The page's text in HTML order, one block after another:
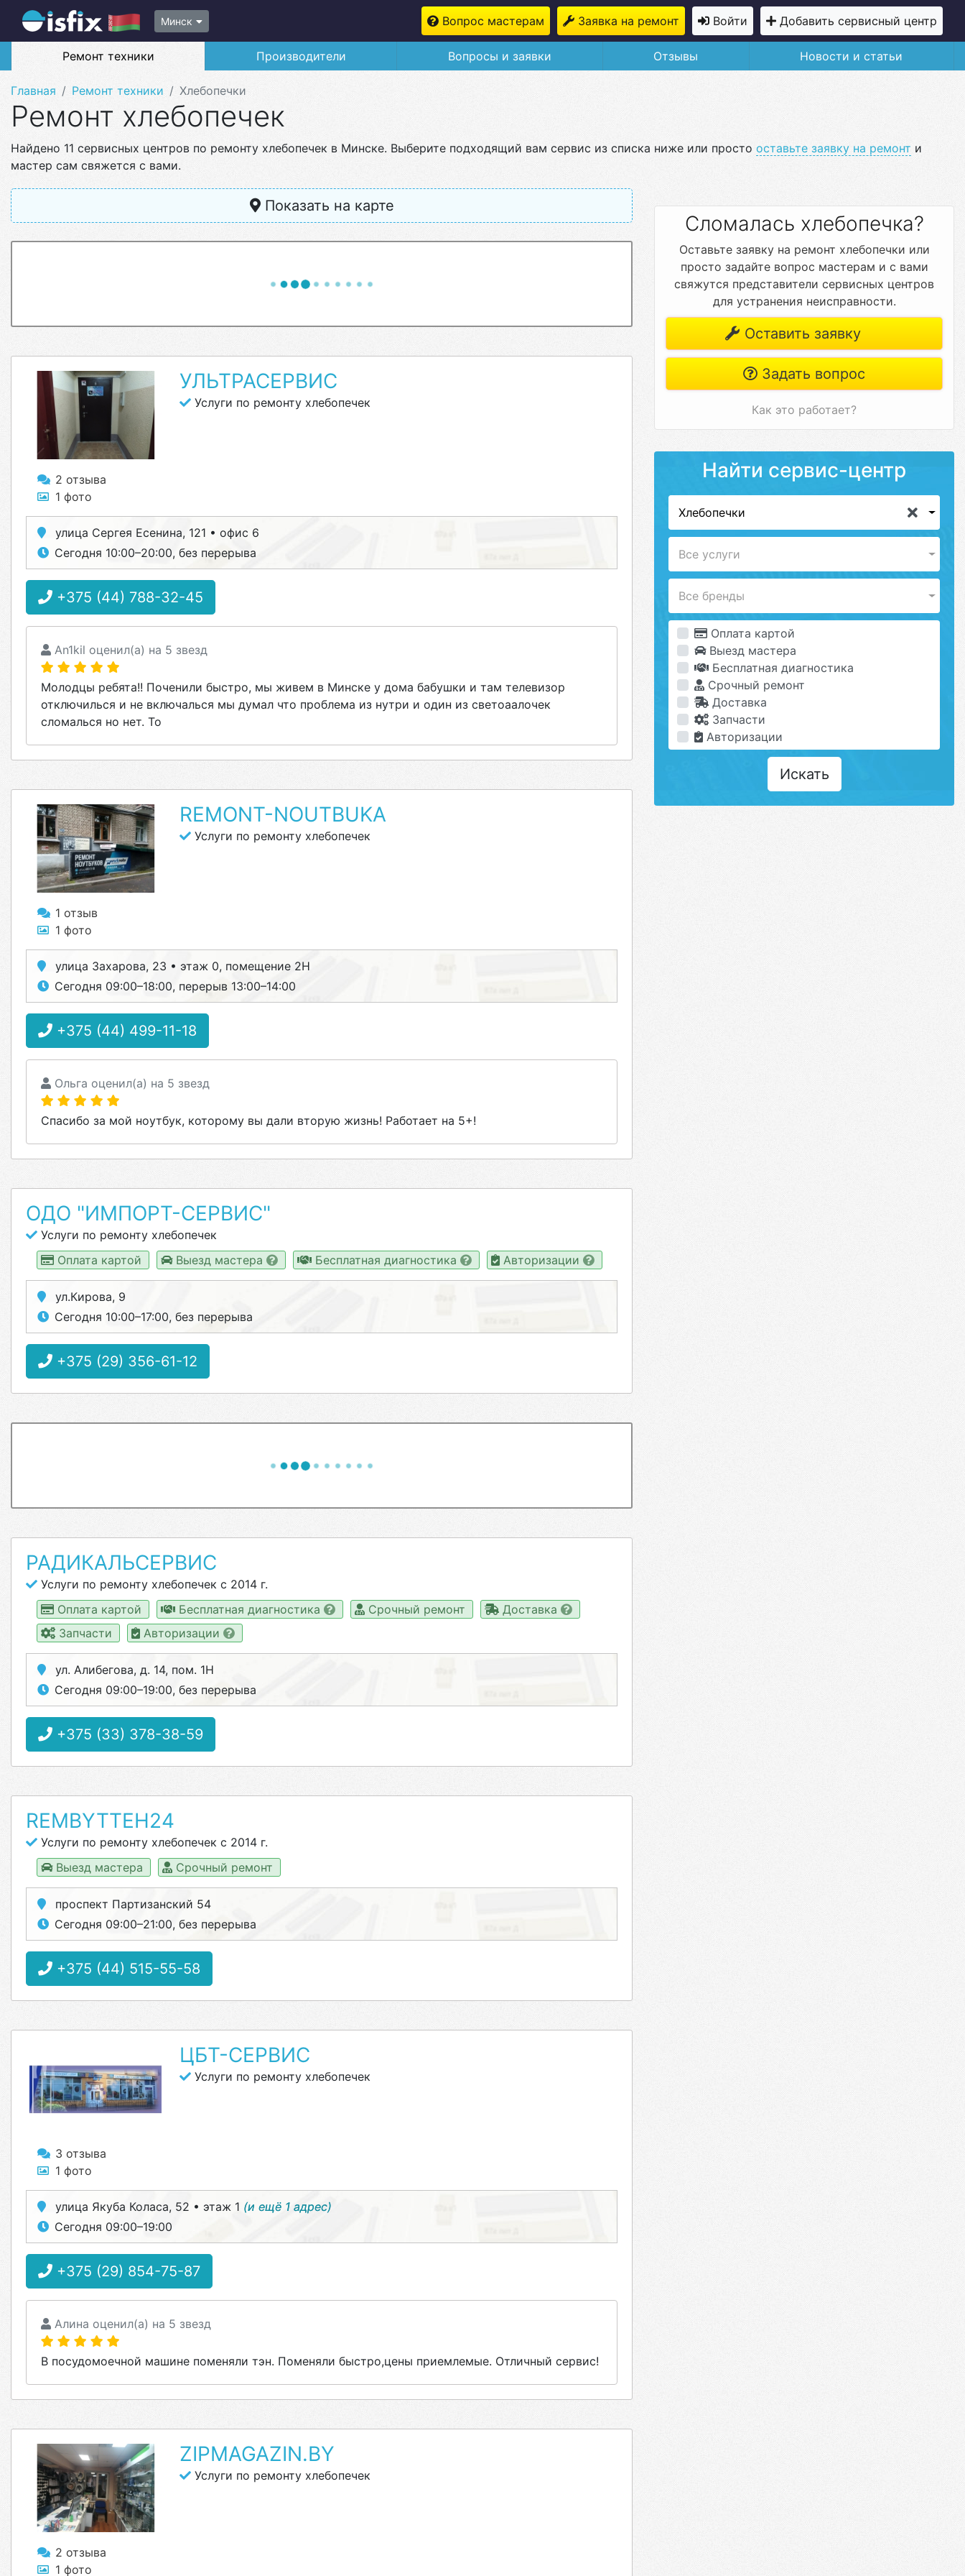
Минск Вопрос мастерам Заявка на ремонт Войти Добавить сервисный центр
Ремонт техники Производители Вопросы и заявки Отзывы Новости и статьи
Главная Ремонт техники Хлебопечки
Ремонт хлебопечек
Найдено 11 сервисных центров по ремонту хлебопечек в Минске. Выберите подходящий вам сервис из списка ниже или просто оставьте заявку на ремонт и
мастер сам свяжется с вами.
Показать на карте
2 отзыва
1 фото
УЛЬТРАСЕРВИС
Услуги по ремонту хлебопечек
улица Сергея Есенина, 121 • офис 6
Сегодня 10:00–20:00, без перерыва
+375 (44) 788-32-45
An1kil оценил(а) на 5 звезд
Молодцы ребята!! Поченили быстро, мы живем в Минске у дома бабушки и там телевизор
отключилься и не включалься мы думал что проблема из нутри и один из светоаалочек
сломалься но нет. То
1 отзыв
1 фото
REMONT-NOUTBUKA
Услуги по ремонту хлебопечек
улица Захарова, 23 • этаж 0, помещение 2Н
Сегодня 09:00–18:00, перерыв 13:00–14:00
+375 (44) 499-11-18
Ольга оценил(а) на 5 звезд
Спасибо за мой ноутбук, которому вы дали вторую жизнь! Работает на 5+!
ОДО "ИМПОРТ-СЕРВИС"
Услуги по ремонту хлебопечек
Оплата картой
Выезд мастера Бесплатная диагностика Авторизации
ул.Кирова, 9
Сегодня 10:00–17:00, без перерыва
+375 (29) 356-61-12
РАДИКАЛЬСЕРВИС
Услуги по ремонту хлебопечек с 2014 г.
Оплата картой
Бесплатная диагностика Срочный ремонт
Доставка
Запчасти
Авторизации
ул. Алибегова, д. 14, пом. 1Н
Сегодня 09:00–19:00, без перерыва
+375 (33) 378-38-59
REMBYTTEH24
Услуги по ремонту хлебопечек с 2014 г.
Выезд мастера
Срочный ремонт
проспект Партизанский 54
Сегодня 09:00–21:00, без перерыва
+375 (44) 515-55-58
3 отзыва
1 фото
ЦБТ-СЕРВИС
Услуги по ремонту хлебопечек
улица Якуба Коласа, 52 • этаж 1 (и ещё 1 адрес)
Сегодня 09:00–19:00
+375 (29) 854-75-87
Алина оценил(а) на 5 звезд
В посудомоечной машине поменяли тэн. Поменяли быстро,цены приемлемые. Отличный сервис!
2 отзыва
1 фото
ZIPMAGAZIN.BY
Услуги по ремонту хлебопечек
Сломалась хлебопечка?
Оставьте заявку на ремонт хлебопечки или
просто задайте вопрос мастерам и с вами
свяжутся представители сервисных центров
для устранения неисправности.
Оставить заявку
Задать вопрос
Как это работает?
Найти сервис-центр
Хлебопечки
Все услуги
Все бренды
Оплата картой
Выезд мастера
Бесплатная диагностика
Срочный ремонт
Доставка
Запчасти
Авторизации
Искать